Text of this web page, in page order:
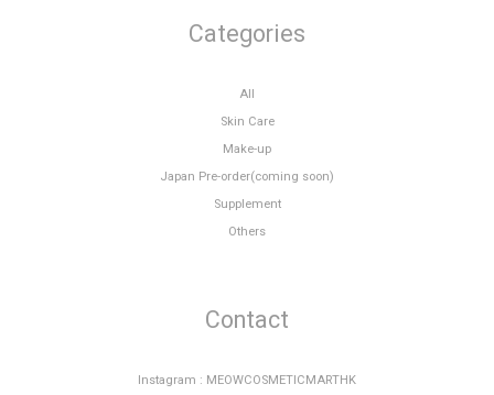
Categories
All
Skin Care
Make-up
Japan Pre-order(coming soon)
Supplement
Others
Contact
Instagram : MEOWCOSMETICMARTHK